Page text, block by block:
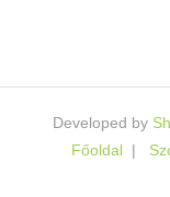
Developed by
Főoldal